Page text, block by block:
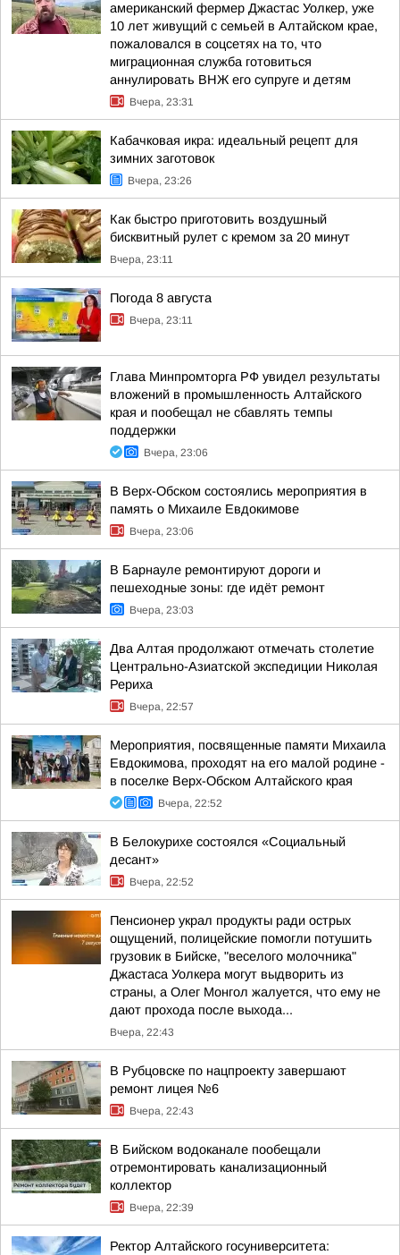
американский фермер Джастас Уолкер, уже
10 лет живущий с семьей в Алтайском крае,
пожаловался в соцсетях на то, что
миграционная служба готовиться
аннулировать ВНЖ его супруге и детям
Вчера, 23:31
Кабачковая икра: идеальный рецепт для
зимних заготовок
Вчера, 23:26
Как быстро приготовить воздушный
бисквитный рулет с кремом за 20 минут
Вчера, 23:11
Погода 8 августа
Вчера, 23:11
Глава Минпромторга РФ увидел результаты
вложений в промышленность Алтайского
края и пообещал не сбавлять темпы
поддержки
Вчера, 23:06
В Верх-Обском состоялись мероприятия в
память о Михаиле Евдокимове
Вчера, 23:06
В Барнауле ремонтируют дороги и
пешеходные зоны: где идёт ремонт
Вчера, 23:03
Два Алтая продолжают отмечать столетие
Центрально-Азиатской экспедиции Николая
Рериха
Вчера, 22:57
Мероприятия, посвященные памяти Михаила
Евдокимова, проходят на его малой родине -
в поселке Верх-Обском Алтайского края
Вчера, 22:52
В Белокурихе состоялся «Социальный
десант»
Вчера, 22:52
Пенсионер украл продукты ради острых
ощущений, полицейские помогли потушить
грузовик в Бийске, "веселого молочника"
Джастаса Уолкера могут выдворить из
страны, а Олег Монгол жалуется, что ему не
дают прохода после выхода...
Вчера, 22:43
В Рубцовске по нацпроекту завершают
ремонт лицея №6
Вчера, 22:43
В Бийском водоканале пообещали
отремонтировать канализационный
коллектор
Вчера, 22:39
Ректор Алтайского госуниверситета: